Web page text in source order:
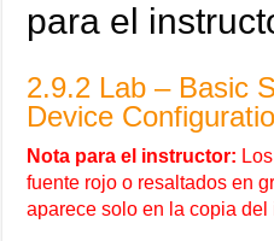
para el
2.9.2 Lab – Basic
Device
Nota para el instructor:
fuente rojo o resaltados en
aparece solo en la copia del